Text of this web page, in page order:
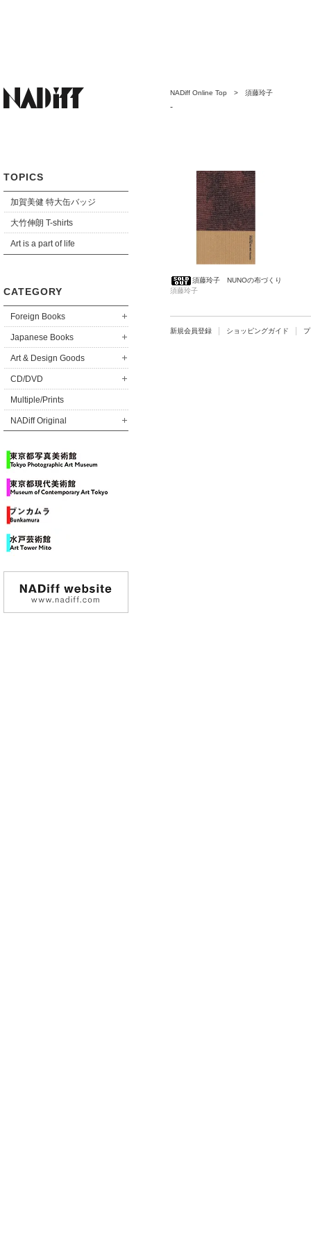
TOPICS
加賀美健 特大缶バッジ
大竹伸朗 T-shirts
Art is a part of life
CATEGORY
Foreign Books
Japanese Books
Art & Design Goods
CD/DVD
Multiple/Prints
NADiff Original
NADiff Online Top > 須藤玲子
-
須藤玲子 NUNOの布づくり
須藤玲子
新規会員登録 ショッピングガイド